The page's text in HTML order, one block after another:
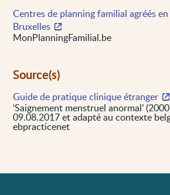
Centres de planning familial agréés
Bruxelles
MonPlanningFamilial.be
Source(s)
Guide de pratique clinique étranger
‘Saignement menstruel anormal’
09.08.2017 et adapté au contexte
ebpracticenet